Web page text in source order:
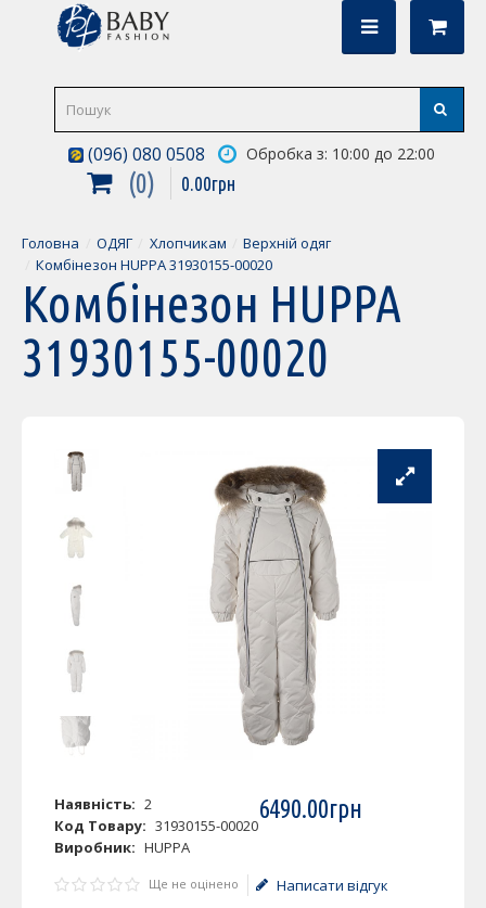
(096) 080 0508 Обробка з: 10:00 до 22:00
0 0.00грн
Головна ОДЯГ Хлопчикам
Верхній одяг
Комбінезон HUPPA 31930155-00020
Комбінезон HUPPA
31930155-00020
Наявність: 2
Код Товару: 31930155-00020
Виробник: HUPPA
6490.00грн
Ще не оцінено Написати відгук